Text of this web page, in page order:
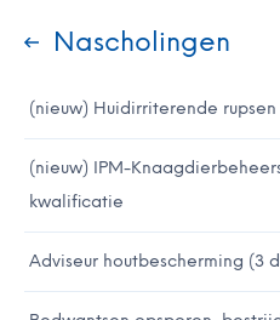
Nascholingen
(nieuw) Huidirriterende rupsen
(nieuw) IPM-
kwalificatie
Adviseur houtbescherming (3